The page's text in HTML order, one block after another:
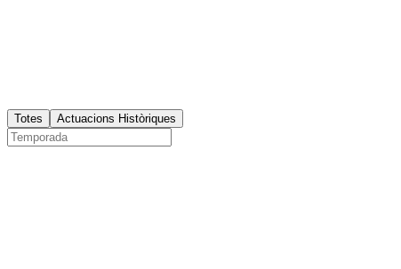
Totes Actuacions Històriques